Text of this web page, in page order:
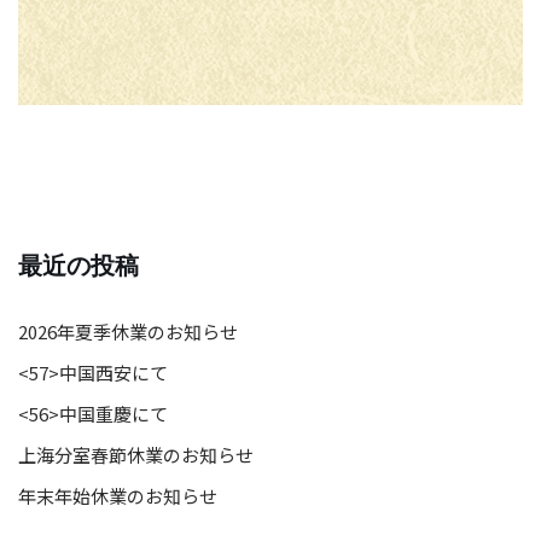
最近の投稿
2026年夏季休業のお知らせ
<57>中国西安にて
<56>中国重慶にて
上海分室春節休業のお知らせ
年末年始休業のお知らせ